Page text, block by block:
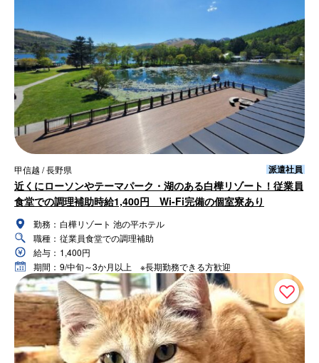
甲信越 / 長野県 派遣社員
近くにローソンやテーマパーク・湖のある白樺リゾート！従業員
食堂での調理補助時給1,400円 Wi-Fi完備の個室寮あり
勤務： 白樺リゾート 池の平ホテル
職種： 従業員食堂での調理補助
給与： 1,400円
期間： 9/中旬～3か月以上 ※長期勤務できる方歓迎